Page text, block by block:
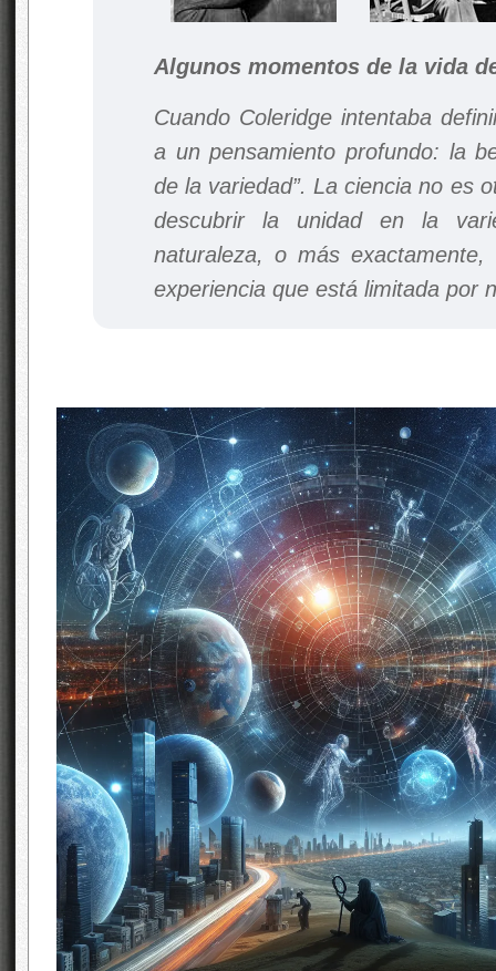
Algunos momentos de la vida
Cuando Coleridge intentaba
a un pensamiento profundo: la
de la variedad”. La ciencia no es
descubrir la unidad en la
naturaleza, o más
experiencia que está limitada por